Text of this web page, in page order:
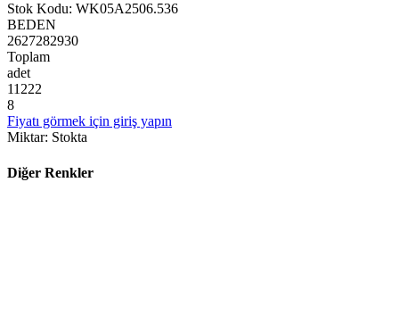
Stok Kodu: WK05A2506.536
BEDEN
2627282930
Toplam
adet
11222
8
Fiyatı görmek için giriş yapın
Miktar: Stokta
Diğer Renkler